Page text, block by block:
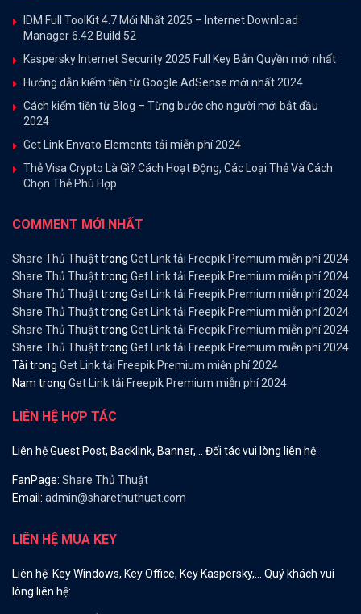
IDM Full ToolKit 4.7 Mới Nhất 2025 – Internet Download
Manager 6.42 Build 52
Kaspersky Internet Security 2025 Full Key Bản Quyền mới nhất
Hướng dẫn kiếm tiền từ Google AdSense mới nhất 2024
Cách kiếm tiền từ Blog – Từng bước cho người mới bắt đầu
2024
Get Link Envato Elements tải miễn phí 2024
Thẻ Visa Crypto Là Gì? Cách Hoạt Động, Các Loại Thẻ Và Cách
Chọn Thẻ Phù Hợp
COMMENT MỚI NHẤT
Share Thủ Thuậttrong Get Link tải Freepik Premium miễn phí 2024
Share Thủ Thuậttrong Get Link tải Freepik Premium miễn phí 2024
Share Thủ Thuậttrong Get Link tải Freepik Premium miễn phí 2024
Share Thủ Thuậttrong Get Link tải Freepik Premium miễn phí 2024
Share Thủ Thuậttrong Get Link tải Freepik Premium miễn phí 2024
Share Thủ Thuậttrong Get Link tải Freepik Premium miễn phí 2024
Tài trong Get Link tải Freepik Premium miễn phí 2024
Nam trong Get Link tải Freepik Premium miễn phí 2024
LIÊN HỆ HỢP TÁC
Liên hệ Guest Post, Backlink, Banner,… Đối tác vui lòng liên hệ:
FanPage: Share Thủ Thuật
Email: admin@sharethuthuat.com
LIÊN HỆ MUA KEY
Liên hệ Key Windows, Key Office, Key Kaspersky,… Quý khách vui
lòng liên hệ: